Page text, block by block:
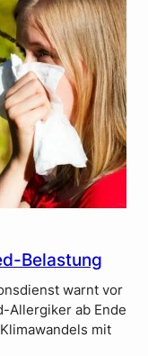
Belastung
warnt vor
Allergiker ab Ende
mit